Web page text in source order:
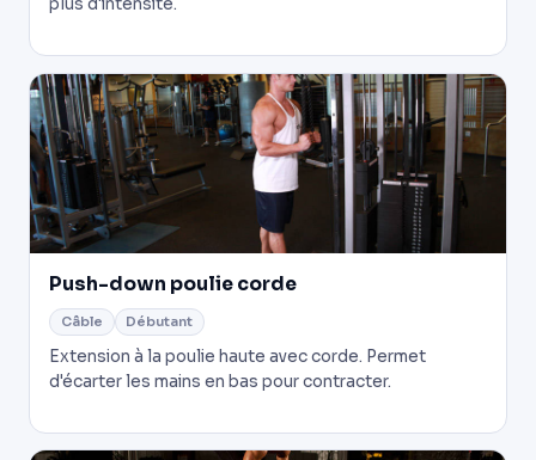
plus d'intensité.
Push-down poulie corde
Câble Débutant
Extension à la poulie haute avec corde. Permet
d'écarter les mains en bas pour contracter.